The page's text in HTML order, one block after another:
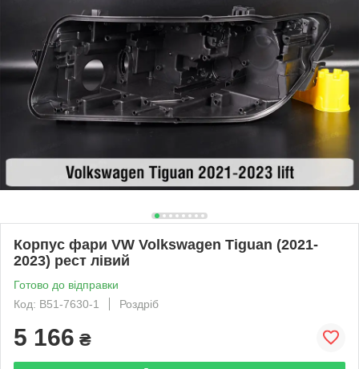
Корпус фари VW Volkswagen Tiguan (2021-
2023) рест лівий
Готово до відправки
Код: B51-7630-1
Роздріб
5 166 ₴